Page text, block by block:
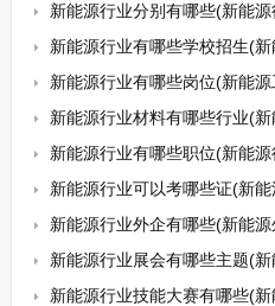
新能源行业分别有哪些(新能
新能源行业有哪些学校招生(
新能源行业有哪些岗位(新能
新能源行业材料有哪些行业(
新能源行业有哪些职位(新能
新能源行业可以考哪些证(新
新能源行业外企有哪些(新能
新能源行业展会有哪些主题(
新能源行业技能大赛有哪些(